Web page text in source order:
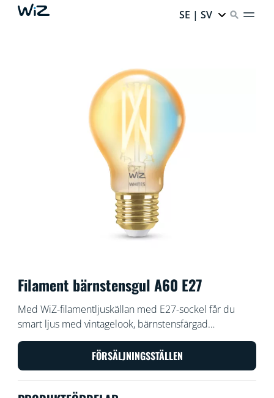
SE | SV
Filament bärnstensgul A60 E27
Med WiZ-filamentljuskällan med E27-sockel får du
smart ljus med vintagelook, bärnstensfärgad
beläggning och varmt eller kallvitt ljus. Använd med
WiZ-appen eller din röst för att dimma eller öka
ljusstyrkan, eller använd förinställda ljuslägen i Wi-Fi-
FÖRSÄLJNINGSSTÄLLEN